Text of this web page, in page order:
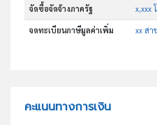
จัดซื้อจัดจ้างภาครัฐ x,xxx
จดทะเบียนภาษีมูลค่าเพิ่ม xx สา
คะแนนทางการเงิน